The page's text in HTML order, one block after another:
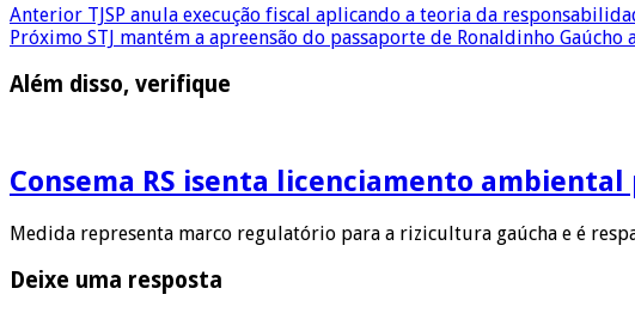
Anterior TJSP anula execução fiscal aplicando a teoria da
Próximo STJ mantém a apreensão do passaporte de Ronaldinho
Além disso, verifique
Consema RS isenta licenciamento
Medida representa marco regulatório para a rizicultura gaúcha e é
Deixe uma resposta